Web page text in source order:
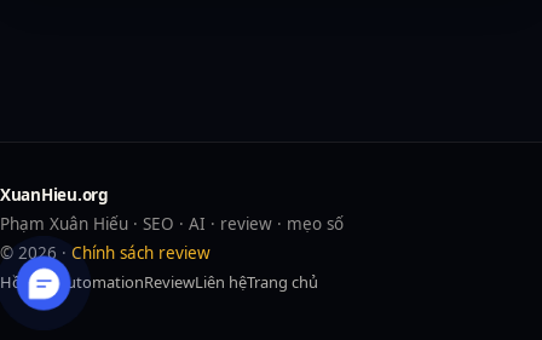
XuanHieu.org
Phạm Xuân Hiếu · SEO · AI · review · mẹo số
© 2026 · Chính sách review
Hồ sơAIAutomationReviewLiên hệTrang chủ